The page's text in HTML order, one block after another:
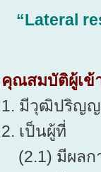
“Lateral
คุณสมบัติผู้เข้
1. มีวุฒิปริญญ
2. เป็นผู้ที่
(2.1) มีผลก